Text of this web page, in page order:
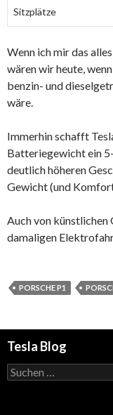
Sitzplätze
Wenn ich mir das
wären wir heute,
benzin- und
wäre.
Immerhin schafft
Batteriegewicht ein
deutlich höheren
Gewicht (und
Auch von künstlichen
damaligen
PORSCHE P1
Tesla Blog
Suchen
nach: